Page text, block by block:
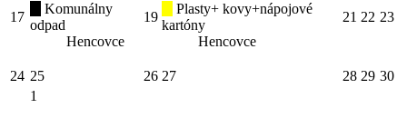
17
Komunálny
odpad
Hencovce
19
Plasty+ kovy+nápojové
kartóny
Hencovce
21 22 23
24 25 26 27 28 29 30
1